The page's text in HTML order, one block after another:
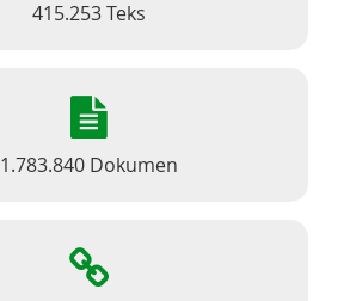
415.253 Teks
1.783.840 Dokumen